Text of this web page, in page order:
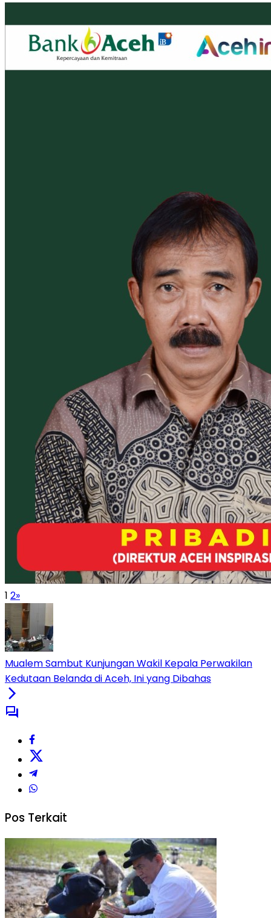
1 2»
Mualem Sambut Kunjungan Wakil Kepala Perwakilan
Kedutaan Belanda di Aceh, Ini yang Dibahas
Pos Terkait